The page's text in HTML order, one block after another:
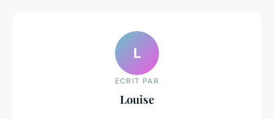
L
ECRIT PAR
Louise